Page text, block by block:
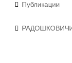
Рубрики
Публикации
Метки